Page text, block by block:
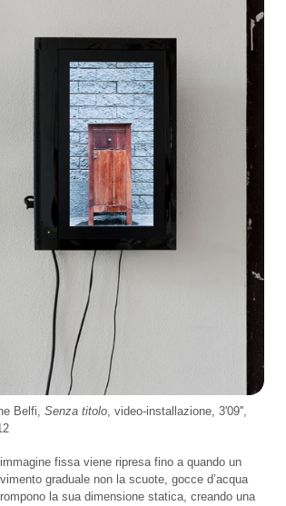
Belfi, Senza titolo, video-installazione, 3'09'',
fissa viene ripresa fino a quando un
graduale non la scuote, gocce d’acqua
la sua dimensione statica, creando una